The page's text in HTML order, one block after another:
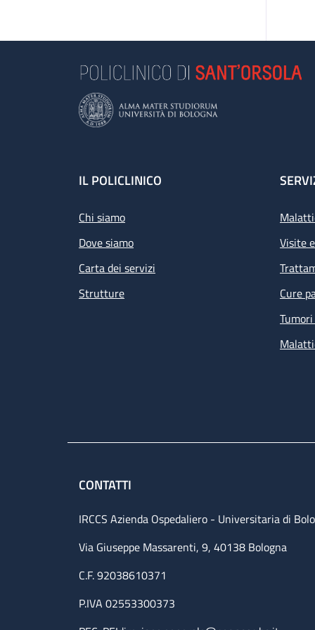
Footer
IL POLICLINICO
Chi siamo
Dove siamo
Carta dei servizi
Strutture
Visite
Cure
CONTATTI
IRCCS Azienda Ospedaliero - Universitaria di
Via Giuseppe Massarenti, 9, 40138 Bologna
C.F. 92038610371
P.IVA 02553300373